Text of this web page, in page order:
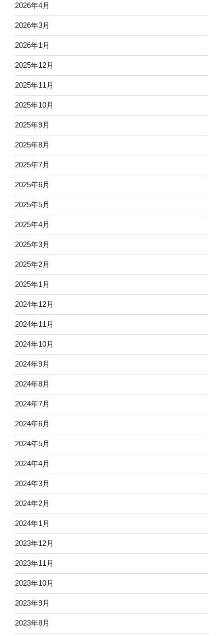
2026年4月
2026年3月
2026年1月
2025年12月
2025年11月
2025年10月
2025年9月
2025年8月
2025年7月
2025年6月
2025年5月
2025年4月
2025年3月
2025年2月
2025年1月
2024年12月
2024年11月
2024年10月
2024年9月
2024年8月
2024年7月
2024年6月
2024年5月
2024年4月
2024年3月
2024年2月
2024年1月
2023年12月
2023年11月
2023年10月
2023年9月
2023年8月